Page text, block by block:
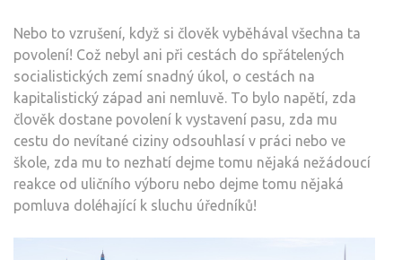
Nebo to vzrušení, když si člověk vyběhával všechna ta
povolení! Což nebyl ani při cestách do spřátelených
socialistických zemí snadný úkol, o cestách na
kapitalistický západ ani nemluvě. To bylo napětí, zda
člověk dostane povolení k vystavení pasu, zda mu
cestu do nevítané ciziny odsouhlasí v práci nebo ve
škole, zda mu to nezhatí dejme tomu nějaká nežádoucí
reakce od uličního výboru nebo dejme tomu nějaká
pomluva doléhající k sluchu úředníků!